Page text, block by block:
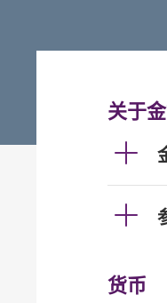
关于
货币